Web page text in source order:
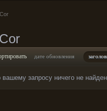
дате обновления
вашему запросу ничего не